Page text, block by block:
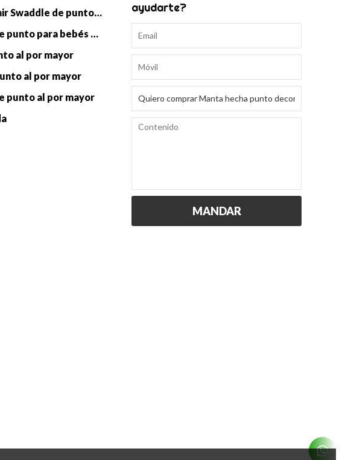
Saco de dormir Swaddle de punto para bebé al por mayor
Accesorios de punto para bebés al por mayor
al por mayor
al por mayor
punto al por mayor
ayudarte?
MANDAR